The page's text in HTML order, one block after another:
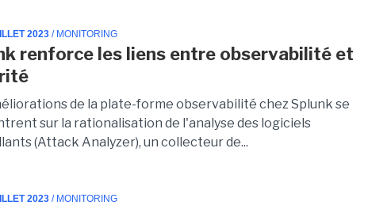
2023 / MONITORING
renforce les liens entre observabilité et
de la plate-forme observabilité chez Splunk se
sur la rationalisation de l'analyse des logiciels
(Attack Analyzer), un collecteur de...
2023 / MONITORING